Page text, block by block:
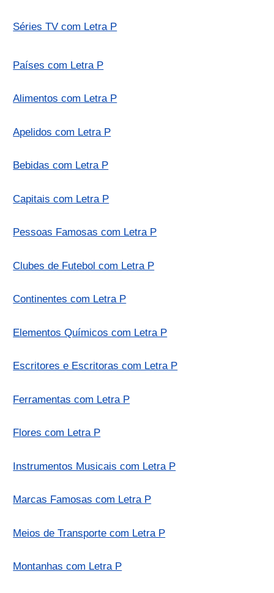
Séries TV com Letra P
Países com Letra P
Alimentos com Letra P
Apelidos com Letra P
Bebidas com Letra P
Capitais com Letra P
Pessoas Famosas com Letra P
Clubes de Futebol com Letra P
Continentes com Letra P
Elementos Químicos com Letra P
Escritores e Escritoras com Letra P
Ferramentas com Letra P
Flores com Letra P
Instrumentos Musicais com Letra P
Marcas Famosas com Letra P
Meios de Transporte com Letra P
Montanhas com Letra P